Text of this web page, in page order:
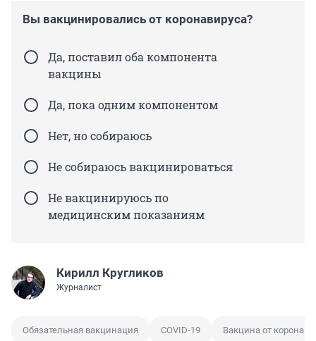
Вы вакцинировались от коронавируса?
Да, поставил оба компонента
вакцины
Да, пока одним компонентом
Нет, но собираюсь
Не собираюсь вакцинироваться
Не вакцинируюсь по
медицинским показаниям
Кирилл Кругликов
Журналист
Обязательная вакцинация COVID-19 Вакцина от